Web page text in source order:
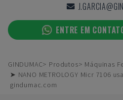
ENTRE EM
GINDUMAC Produtos
Máquinas
➤ NANO METROLOGY Micr 7106
gindumac.com